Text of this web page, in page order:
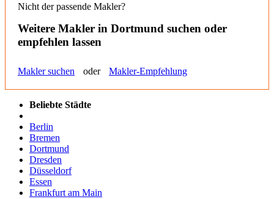
Nicht der passende Makler?
Weitere Makler in Dortmund suchen oder
empfehlen lassen
Makler suchen oder Makler-Empfehlung
Beliebte Städte
Berlin
Bremen
Dortmund
Dresden
Düsseldorf
Essen
Frankfurt am Main